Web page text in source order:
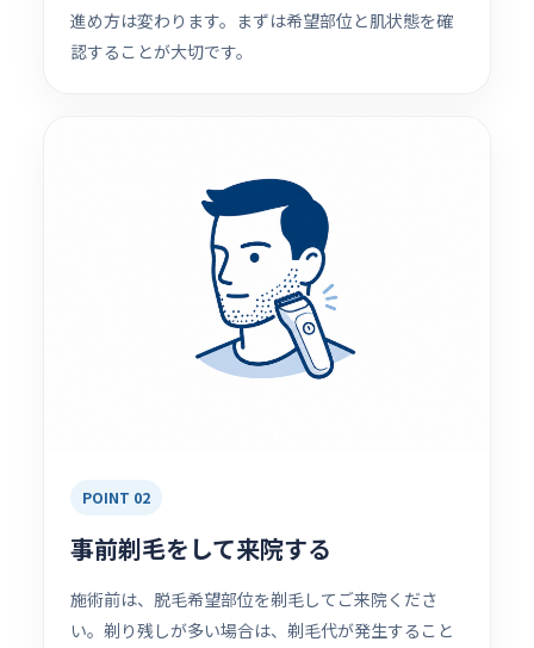
進め方は変わります。まずは希望部位と肌状態を確
認することが大切です。
POINT 02
事前剃毛をして来院する
施術前は、脱毛希望部位を剃毛してご来院くださ
い。剃り残しが多い場合は、剃毛代が発生すること